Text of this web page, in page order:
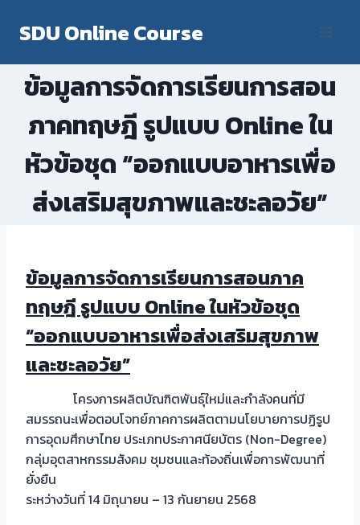
SDU Online Course
ข้อมูลการจัดการเรียนการสอน
ภาคทฤษฎี รูปแบบ Online ใน
หัวข้อชุด “ออกแบบอาหารเพื่อ
ส่งเสริมสุขภาพและชะลอวัย”
ข้อมูลการจัดการเรียนการสอนภาค
ทฤษฎี รูปแบบ Online ในหัวข้อชุด
“ออกแบบอาหารเพื่อส่งเสริมสุขภาพ
และชะลอวัย”
โครงการผลิตบัณฑิตพันธุ์ใหม่และกำลังคนที่มี
สมรรถนะเพื่อตอบโจทย์ภาคการผลิตตามนโยบายการปฏิรูป
การอุดมศึกษาไทย ประเภทประกาศนียบัตร (Non-Degree)
กลุ่มอุตสาหกรรมสังคม ชุมชนและท้องถิ่นเพื่อการพัฒนาที่
ยั่งยืน
ระหว่างวันที่ 14 มิถุนายน – 13 กันยายน 2568